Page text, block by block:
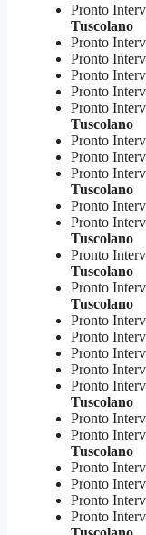
Pronto
Tuscolano
Pronto
Pronto
Pronto
Pronto
Pronto
Tuscolano
Pronto
Pronto
Pronto
Tuscolano
Pronto
Pronto
Tuscolano
Pronto
Tuscolano
Pronto
Tuscolano
Pronto
Pronto
Pronto
Pronto
Pronto
Tuscolano
Pronto
Pronto
Tuscolano
Pronto
Pronto
Pronto
Pronto